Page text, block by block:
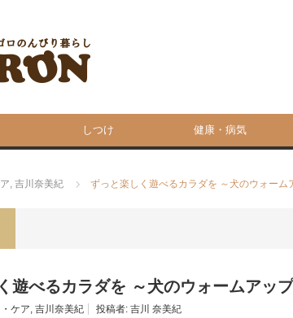
しつけ 健康・病気
, 吉川奈美紀 ずっと楽しく遊べるカラダを ～犬のウォーム
遊べるカラダを ～犬のウォームアッ
ケア, 吉川奈美紀 投稿者: 吉川 奈美紀